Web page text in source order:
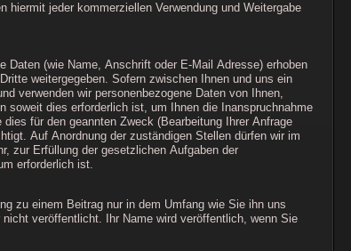
jeder kommerziellen Verwendung und Weitergabe
Daten (wie Name, Anschrift oder E-Mail Adresse) erhoben
weitergegeben. Sofern zwischen Ihnen und uns ein
verwenden wir personenbezogene Daten von Ihnen,
soweit dies erforderlich ist, um Ihnen die Inanspruchnahme
für den geannten Zweck (Bearbeitung Ihrer Anfrage
Auf Anordnung der zuständigen Stellen dürfen wir im
zur Erfüllung der gesetzlichen Aufgaben der
erforderlich ist.
zu einem Beitrag nur in dem Umfang wie Sie ihn uns
veröffentlicht. Ihr Name wird veröffentlich, wenn Sie